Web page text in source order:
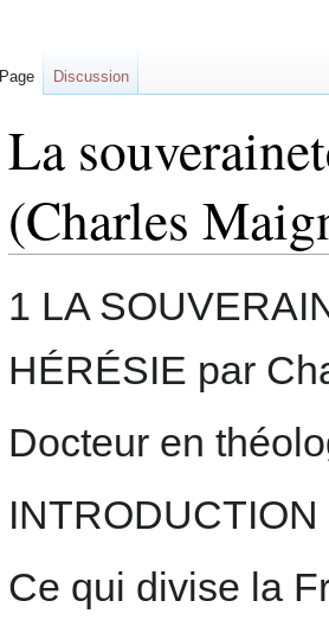
La
(Charles
à
navigation
à
recherche
1 LA
HÉRÉSIE par
Docteur en
INTRODUCTION
Ce qui divise la
Page Discussion